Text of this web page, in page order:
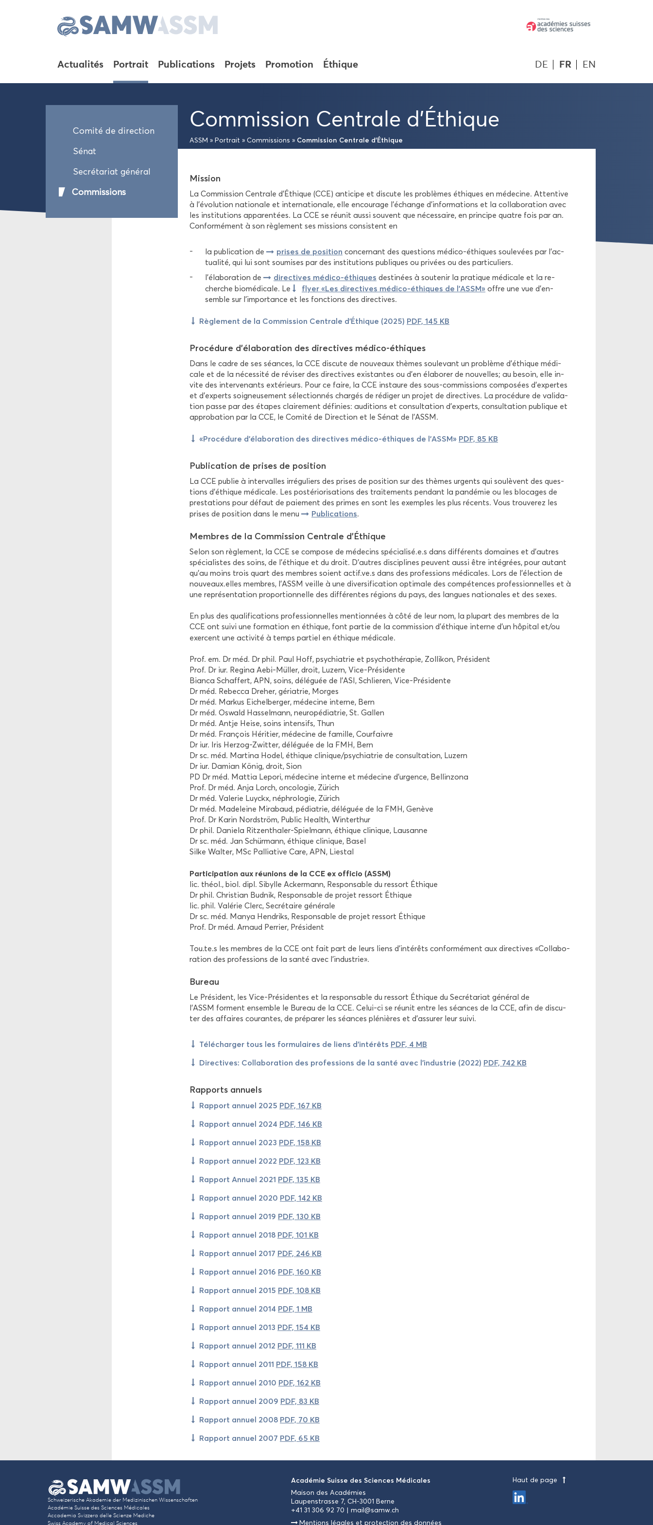
Ac­tua­li­tés Por­trait
Co­mi­té de di­rec­tion
Sénat
Se­cré­ta­riat gé­né­ral
Com­mis­sions
Pu­bli­ca­tions Pro­jets Pro­mo­tion Éthique DE FR EN
Com­mis­sion Cen­trale d'Éthique
ASSM » Por­trait » Com­mis­sions » Com­mis­sion Cen­trale d'Éthique
Mis­sion
La Com­mis­sion Cen­trale d’Éthique (CCE) an­ti­cipe et dis­cute les pro­blèmes éthiques en mé­de­cine. At­ten­tive
à l’évo­lu­tion na­tio­nale et in­ter­na­tio­nale, elle en­cou­rage l’échange d’in­for­ma­tions et la col­la­bo­ra­tion avec
les ins­ti­tu­tions ap­pa­ren­tées. La CCE se réunit aussi sou­vent que né­ces­saire, en prin­cipe quatre fois par an.
Confor­mé­ment à son rè­gle­ment ses mis­sions consistent en
la pu­bli­ca­tion de prises de po­si­tion concer­nant des ques­tions médico-​éthiques sou­le­vées par l'ac­
tua­li­té, qui lui sont sou­mises par des ins­ti­tu­tions pu­bliques ou pri­vées ou des par­ti­cu­liers.
l'éla­bo­ra­tion de
di­rec­tives médico-​éthiques des­ti­nées à sou­te­nir la pra­tique mé­di­cale et la re­
cherche bio­mé­di­cale. Le
flyer «Les di­rec­tives médico-​éthiques de l’ASSM» offre une vue d’en­
semble sur l’im­por­tance et les fonc­tions des di­rec­tives.
Rè­gle­ment de la Com­mis­sion Cen­trale d'Éthique (2025) PDF, 145 KB
Pro­cé­dure d'éla­bo­ra­tion des di­rec­tives médico-​éthiques
Dans le cadre de ses séances, la CCE dis­cute de nou­veaux thèmes sou­le­vant un pro­blème d’éthique mé­di­
cale et de la né­ces­si­té de ré­vi­ser des di­rec­tives exis­tantes ou d’en éla­bo­rer de nou­velles; au be­soin, elle in­
vite des in­ter­ve­nants ex­té­rieurs. Pour ce faire, la CCE ins­taure des sous-​commissions com­po­sées d’ex­pertes
et d’ex­perts soi­gneu­se­ment sé­lec­tion­nés char­gés de ré­di­ger un pro­jet de di­rec­tives. La pro­cé­dure de va­li­da­
tion passe par des étapes clai­re­ment dé­fi­nies: au­di­tions et consul­ta­tion d’ex­perts, consul­ta­tion pu­blique et
ap­pro­ba­tion par la CCE, le Co­mi­té de Di­rec­tion et le Sénat de l’ASSM.
«Pro­cé­dure d’éla­bo­ra­tion des di­rec­tives médico-​éthiques de l’ASSM» PDF, 85 KB
Pu­bli­ca­tion de prises de po­si­tion
La CCE pu­blie à in­ter­valles ir­ré­gu­liers des prises de po­si­tion sur des thèmes ur­gents qui sou­lèvent des ques­
tions d'éthique mé­di­cale. Les pos­té­rio­ri­sa­tions des trai­te­ments pen­dant la pan­dé­mie ou les blo­cages de
pres­ta­tions pour dé­faut de paie­ment des primes en sont les exemples les plus ré­cents. Vous trou­ve­rez les
prises de po­si­tion dans le menu
Pu­bli­ca­tions.
Membres de la Com­mis­sion Cen­trale d'Éthique
Selon son rè­gle­ment, la CCE se com­pose de mé­de­cins spé­cia­li­sé.e.s dans dif­fé­rents do­maines et d’autres
spé­cia­listes des soins, de l’éthique et du droit. D’autres dis­ci­plines peuvent aussi être in­té­grées, pour au­tant
qu’au moins trois quart des membres soient actif.ve.s dans des pro­fes­sions mé­di­cales. Lors de l’élec­tion de
nou­veaux.elles membres, l’ASSM veille à une di­ver­si­fi­ca­tion op­ti­male des com­pé­tences pro­fes­sion­nelles et à
une re­pré­sen­ta­tion pro­por­tion­nelle des dif­fé­rentes ré­gions du pays, des langues na­tio­nales et des sexes.
En plus des qua­li­fi­ca­tions pro­fes­sion­nelles men­tion­nées à côté de leur nom, la plu­part des membres de la
CCE ont suivi une for­ma­tion en éthique, font par­tie de la com­mis­sion d’éthique in­terne d’un hô­pi­tal et/ou
exercent une ac­ti­vi­té à temps par­tiel en éthique mé­di­cale.
Prof. em. Dr méd. Dr phil. Paul Hoff, psy­chia­trie et psy­cho­thé­ra­pie, Zol­li­kon, Pré­sident
Prof. Dr iur. Re­gi­na Aebi-​Müller, droit, Lu­zern, Vice-​Présidente
Bian­ca Schaf­fert, APN, soins, dé­lé­guée de l'ASI, Schlie­ren, Vice-​Présidente
Dr méd. Re­bec­ca Dre­her, gé­ria­trie, Morges
Dr méd. Mar­kus Ei­chel­ber­ger, mé­de­cine in­terne, Bern
Dr méd. Os­wald Has­sel­mann, neu­ro­pé­dia­trie, St. Gal­len
Dr méd. Antje Heise, soins in­ten­sifs, Thun
Dr méd. Fran­çois Hé­ri­tier, mé­de­cine de fa­mille, Cour­faivre
Dr iur. Iris Herzog-​Zwitter, dé­lé­guée de la FMH, Bern
Dr sc. méd. Mar­ti­na Hodel, éthique cli­nique/psy­chia­trie de consul­ta­tion, Lu­zern
Dr iur. Da­mian König, droit, Sion
PD Dr méd. Mat­tia Le­po­ri, mé­de­cine in­terne et mé­de­cine d'ur­gence, Bel­lin­zo­na
Prof. Dr méd. Anja Lorch, on­co­lo­gie, Zürich
Dr méd. Va­le­rie Luy­ckx, né­phro­lo­gie, Zürich
Dr méd. Ma­de­leine Mi­ra­baud, pé­dia­trie, dé­lé­guée de la FMH, Ge­nève
Prof. Dr Karin Nordström, Pu­blic Health, Win­ter­thur
Dr phil. Da­nie­la Ritzenthaler-​Spielmann, éthique cli­nique, Lau­sanne
Dr sc. méd. Jan Schürmann, éthique cli­nique, Basel
Silke Wal­ter, MSc Pal­lia­tive Care, APN, Lies­tal
Par­ti­ci­pa­tion aux réunions de la CCE ex of­fi­cio (ASSM)
lic. théol., biol. dipl. Si­bylle Acker­mann, Res­pon­sable du res­sort Éthique
Dr phil. Chris­tian Bud­nik, Res­pon­sable de pro­jet res­sort Éthique
lic. phil. Va­lé­rie Clerc, Se­cré­taire gé­né­rale
Dr sc. méd. Manya Hen­driks, Res­pon­sable de pro­jet res­sort Éthique
Prof. Dr méd. Ar­naud Per­rier, Pré­sident
Tou.te.s les membres de la CCE ont fait part de leurs liens d'in­té­rêts confor­mé­ment aux di­rec­tives «Col­la­bo­
ra­tion des pro­fes­sions de la santé avec l'in­dus­trie».
Bu­reau
Le Pré­sident, les Vice-​Présidentes et la res­pon­sable du res­sort Éthique du Se­cré­ta­riat gé­né­ral de
l’ASSM forment en­semble le Bu­reau de la CCE. Celui-​ci se réunit entre les séances de la CCE, afin de dis­cu­
ter des af­faires cou­rantes, de pré­pa­rer les séances plé­nières et d'as­su­rer leur suivi.
Té­lé­char­ger tous les for­mu­laires de liens d'in­té­rêts PDF, 4 MB
Di­rec­tives: Col­la­bo­ra­tion des pro­fes­sions de la santé avec l'in­dus­trie (2022) PDF, 742 KB
Rap­ports an­nuels
Rap­port an­nuel 2025 PDF, 167 KB
Rap­port an­nuel 2024 PDF, 146 KB
Rap­port an­nuel 2023 PDF, 158 KB
Rap­port an­nuel 2022 PDF, 123 KB
Rap­port An­nuel 2021 PDF, 135 KB
Rap­port an­nuel 2020 PDF, 142 KB
Rap­port an­nuel 2019 PDF, 130 KB
Rap­port an­nuel 2018 PDF, 101 KB
Rap­port an­nuel 2017 PDF, 246 KB
Rap­port an­nuel 2016 PDF, 160 KB
Rap­port an­nuel 2015 PDF, 108 KB
Rap­port an­nuel 2014 PDF, 1 MB
Rap­port an­nuel 2013 PDF, 154 KB
Rap­port an­nuel 2012 PDF, 111 KB
Rap­port an­nuel 2011 PDF, 158 KB
Rap­port an­nuel 2010 PDF, 162 KB
Rap­port an­nuel 2009 PDF, 83 KB
Rap­port an­nuel 2008 PDF, 70 KB
Rap­port an­nuel 2007 PDF, 65 KB
Schwei­ze­rische Aka­de­mie der Me­di­zi­ni­schen Wis­sen­schaf­ten
Aca­dé­mie Suisse des Sciences Mé­di­cales
Ac­ca­de­mia Sviz­ze­ra delle Scienze Me­diche
Swiss Aca­de­my of Me­di­cal Sciences
Aca­dé­mie Suisse des Sciences Mé­di­cales
Mai­son des Aca­dé­mies
Lau­pens­trasse 7, CH-3001 Berne
+41 31 306 92 70
mail@samw.ch
Men­tions lé­gales et pro­tec­tion des don­nées
Haut de page